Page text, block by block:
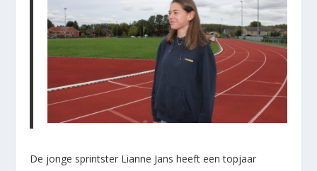
De jonge sprintster Lianne Jans heeft een topjaar